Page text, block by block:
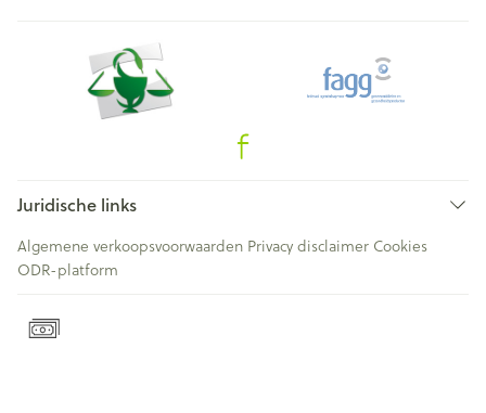
Juridische links
Algemene verkoopsvoorwaarden Privacy disclaimer Cookies
ODR-platform